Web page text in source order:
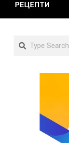
РЕЦЕПТИ
Search